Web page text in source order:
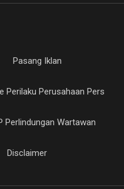
Pasang Iklan
Perilaku Perusahaan Pers
Perlindungan Wartawan
Disclaimer